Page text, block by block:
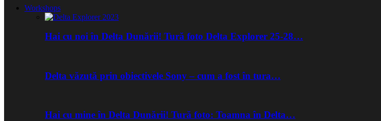
Workshops
Hai cu noi în Delta Dunării! Tură foto Delta Explorer 25-28…
Delta văzută prin obiectivele Sony – cum a fost în tura…
Hai cu mine în Delta Dunării! Tură foto: Toamna în Delta…